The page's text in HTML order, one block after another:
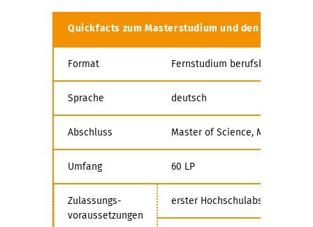
Quickfacts zum Masterstudium und den CAS
Format Fernstudium berufsbegleitend
Sprache deutsch
Abschluss Master of Science, M.Sc.
Umfang 60 LP
Zulassungs-
voraussetzungen
erster Hochschulabschluss